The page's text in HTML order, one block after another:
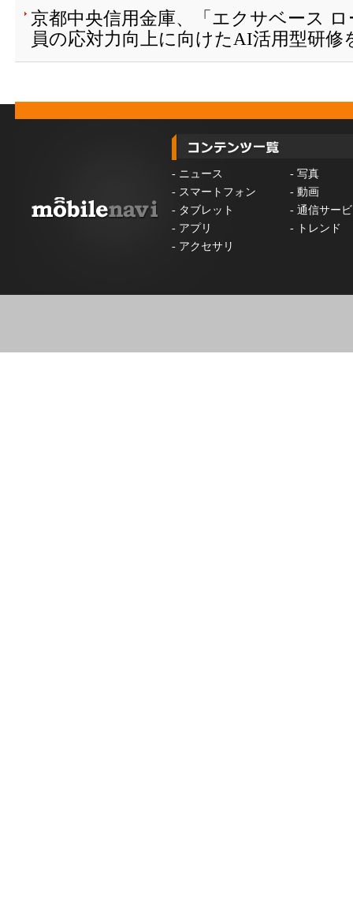
京都中央信用金庫、「エクサベース
員の応対力向上に向けたAI活用型研修
- ニュース - 写真
- スマートフォン - 動画
- タブレット - 通信サー
- アプリ -
トレンド
- アクセサリ